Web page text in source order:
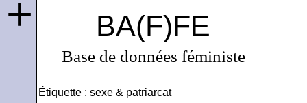
BA(F)FE
Base de données féministe
+
Étiquette : sexe & patriarcat